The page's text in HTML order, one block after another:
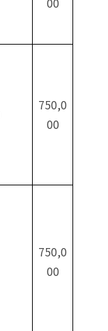
750,0
00
750,0
00